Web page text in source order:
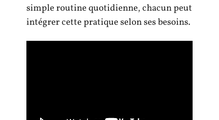
simple routine quotidienne, chacun peut
intégrer cette pratique selon ses besoins.